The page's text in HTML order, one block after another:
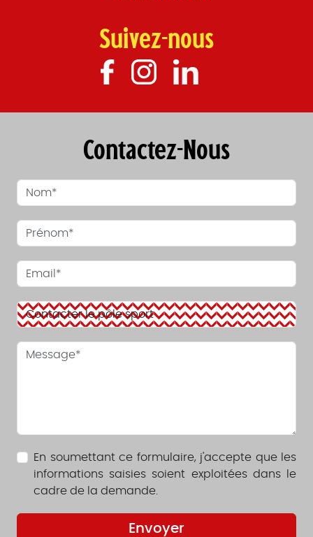
Suivez-nous
Contactez-Nous
En soumettant ce formulaire, j'accepte que les
informations saisies soient exploitées dans le
cadre de la demande.